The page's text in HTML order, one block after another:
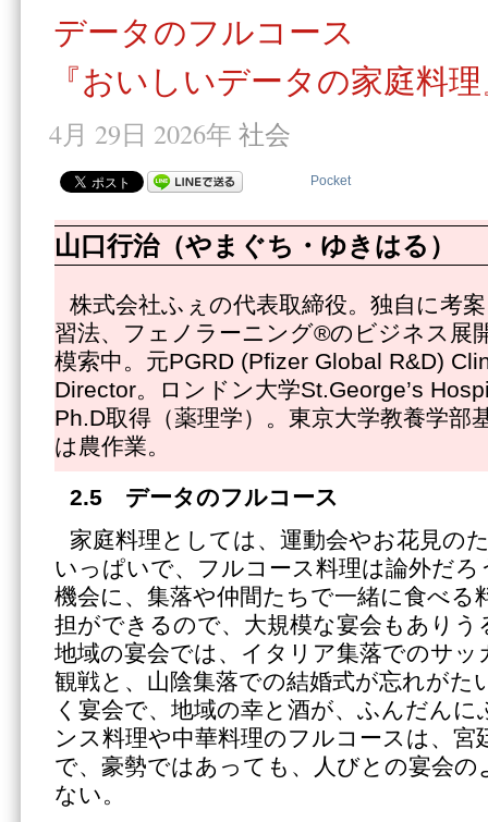
データのフルコース
『おいしいデータの家庭料
4月 29日 2026年 社会
Pocket
山口行治（やまぐち・ゆきはる）
株式会社ふぇの代表取締役。独自に考
習法、フェノラーニング®のビジネス展
模索中。元PGRD (Pfizer Global R&D)
Director。ロンドン大学St.George’s
Ph.D取得（薬理学）。東京大学教養学部
は農作業。
2.5 データのフルコース
家庭料理としては、運動会やお花見の
いっぱいで、フルコース料理は論外だ
機会に、集落や仲間たちで一緒に食べる
担ができるので、大規模な宴会もありう
地域の宴会では、イタリア集落でのサ
観戦と、山陰集落での結婚式が忘れがた
く宴会で、地域の幸と酒が、ふんだん
ンス料理や中華料理のフルコースは、宮
で、豪勢ではあっても、人びとの宴会
ない。